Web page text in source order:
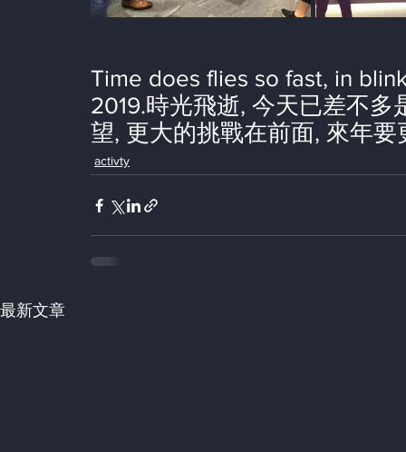
Time does flies so fast, in
2019.時光飛逝, 今天已差不
望, 更大的挑戰在前面, 來年要
activty
最新文章